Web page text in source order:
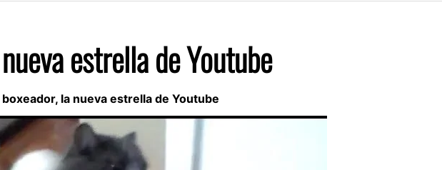
estrella de Youtube
boxeador, la nueva estrella de Youtube